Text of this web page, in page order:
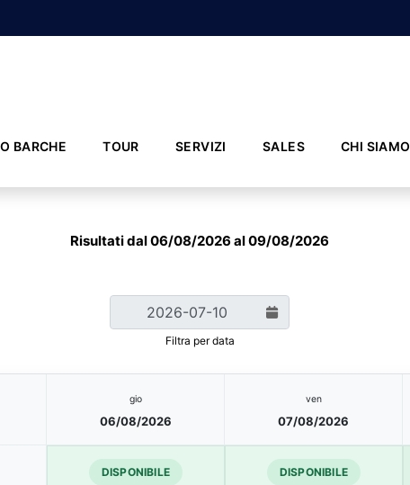
BARCHE TOUR SERVIZI SALES CHI SIAMO
Risultati dal 06/08/2026 al 09/08/2026
Filtra per data
gio
06/08/2026
ven
07/08/2026
DISPONIBILE DISPONIBILE